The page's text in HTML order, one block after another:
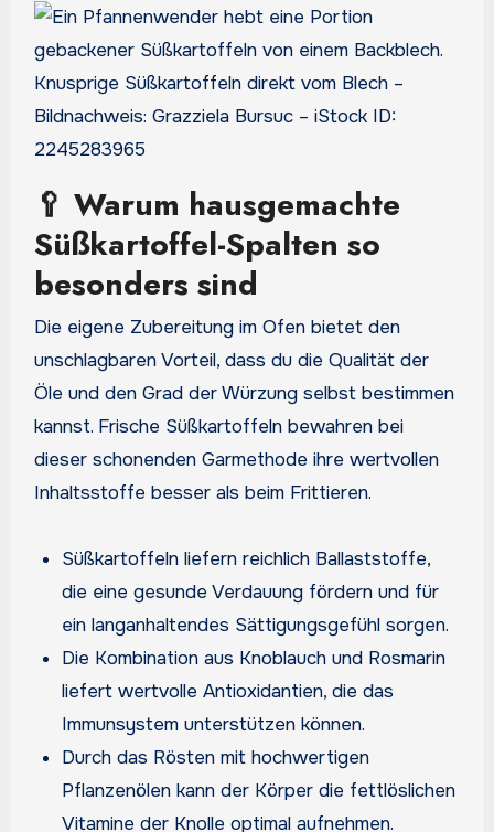
Knusprige Süßkartoffeln direkt vom Blech –
Bildnachweis: Grazziela Bursuc – iStock ID:
2245283965
🥄 Warum hausgemachte
Süßkartoffel-Spalten so
besonders sind
Die eigene Zubereitung im Ofen bietet den
unschlagbaren Vorteil, dass du die Qualität der
Öle und den Grad der Würzung selbst bestimmen
kannst. Frische Süßkartoffeln bewahren bei
dieser schonenden Garmethode ihre wertvollen
Inhaltsstoffe besser als beim Frittieren.
Süßkartoffeln liefern reichlich Ballaststoffe,
die eine gesunde Verdauung fördern und für
ein langanhaltendes Sättigungsgefühl sorgen.
Die Kombination aus Knoblauch und Rosmarin
liefert wertvolle Antioxidantien, die das
Immunsystem unterstützen können.
Durch das Rösten mit hochwertigen
Pflanzenölen kann der Körper die fettlöslichen
Vitamine der Knolle optimal aufnehmen.